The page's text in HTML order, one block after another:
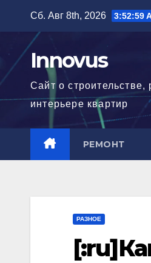
содержимому
Сб. Авг 8th, 2026 3:53:00
Innovus
Сайт о строительстве,
интерьере квартир
РЕМОНТ
РАЗНОЕ